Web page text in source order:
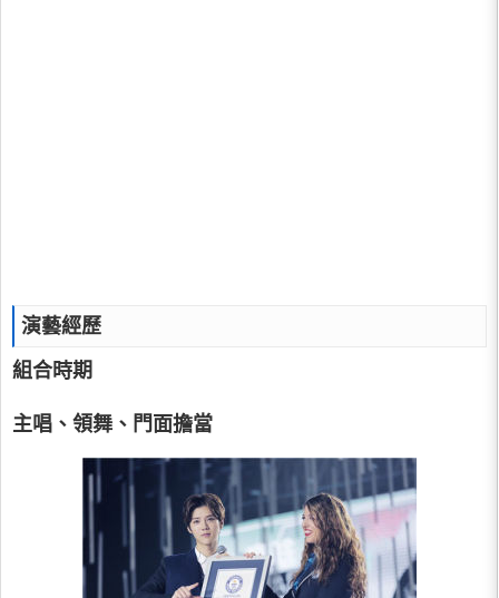
演藝經歷
組合時期
主唱、領舞、門面擔當